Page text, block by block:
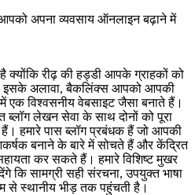
अपना व्यवसाय ऑनलाइन बढ़ाने में
क्योंकि रीढ़ की हड्डी आपके ग्राहकों को
इसके अलावा, बैकलिंक्स आपको आपकी
विश्वसनीय वेबसाइट जैसा बनाते हैं।
लेखन सेवा के साथ दोनों को पूरा
हमारे पास ब्लॉग प्रबंधक हैं जो आपकी
बनाने के बारे में सोचते हैं और केंद्रित
कर सकते हैं। हमारे विशिष्ट मुखर
कि सामग्री सही संरचना, उपयुक्त भाषा
से स्थानीय भीड़ तक पहुंचती है।